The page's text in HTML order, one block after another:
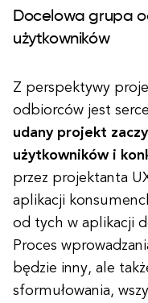
Docelowa grupa
użytkowników
Z perspektywy
odbiorców jest
udany projekt
użytkowników i
przez projektanta
aplikacji
od tych w aplikacji
Proces
będzie inny, ale
sformułowania,